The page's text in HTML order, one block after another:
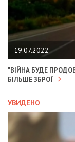
19.07.2022
"ВІЙНА БУДЕ
БІЛЬШЕ ЗБРОЇ
УВИДЕНО